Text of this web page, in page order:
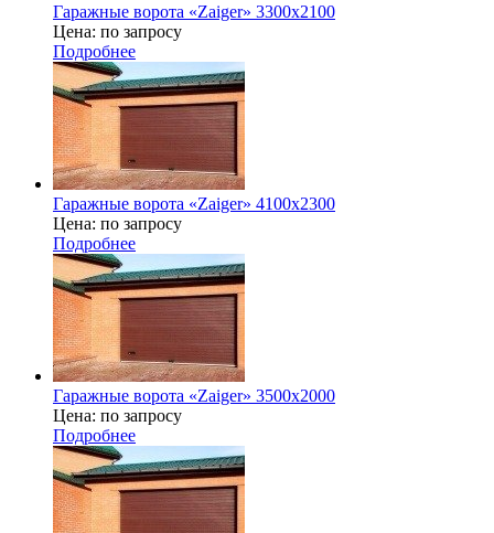
Гаражные ворота «Zaiger» 3300х2100
Цена: по запросу
Подробнее
Гаражные ворота «Zaiger» 4100х2300
Цена: по запросу
Подробнее
Гаражные ворота «Zaiger» 3500х2000
Цена: по запросу
Подробнее